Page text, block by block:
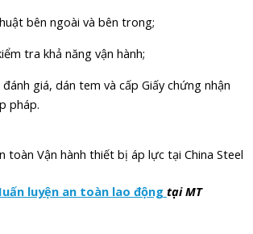
bên ngoài và bên trong;
tra khả năng vận hành;
giá, dán tem và cấp Giấy chứng nhận
pháp.
toàn Vận hành thiết bị áp lực tại China Steel
luyện an toàn lao động tại MT